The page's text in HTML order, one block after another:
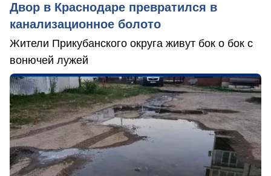
Двор в Краснодаре превратился в
канализационное болото
Жители Прикубанского округа живут бок о бок с
вонючей лужей